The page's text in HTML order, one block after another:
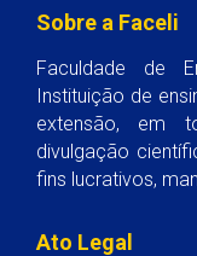
Sobre a Faceli
Faculdade de
Instituição de
extensão, em
divulgação
fins lucrativos,
Ato Legal